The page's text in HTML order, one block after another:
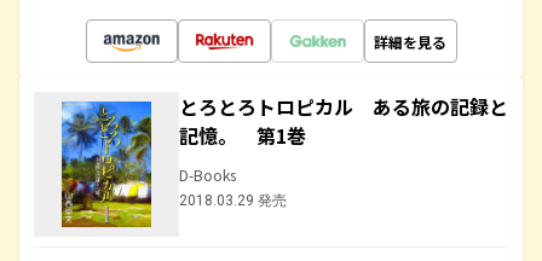
詳細を見る
とろとろトロピカル ある旅の記録と
記憶。 第1巻
D-Books
2018.03.29 発売